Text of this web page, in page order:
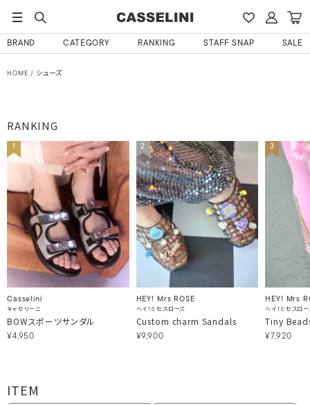
BRAND CATEGORY RANKING STAFF SNAP SALE
HOME シューズ
RANKING
1
Casselini
キャセリーニ
BOWスポーツサンダル
¥4,950
2
HEY! Mrs ROSE
ヘイ！ミセスローズ
Custom charm Sandals
¥9,900
3
HEY! Mrs
ヘイ！ミセスロー
Tiny
¥7,920
ITEM